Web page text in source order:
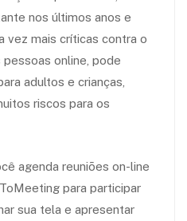
nos últimos anos e
vez mais críticas contra o
pessoas online, pode
adultos e crianças,
riscos para os
agenda reuniões on-line
para participar
sua tela e apresentar